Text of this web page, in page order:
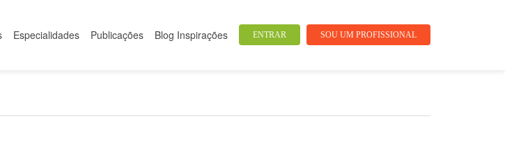
ENTRAR SOU UM PROFISSIONAL
Especialidades Publicações Blog Inspirações